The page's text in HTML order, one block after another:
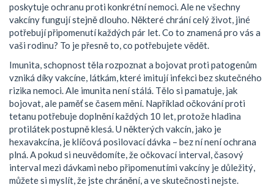
poskytuje ochranu proti konkrétní nemoci. Ale ne všechny
vakcíny fungují stejně dlouho. Některé chrání celý život, jiné
potřebují připomenutí každých pár let. Co to znamená pro vás a
vaši rodinu? To je přesně to, co potřebujete vědět.
Imunita schopnost těla rozpoznat a bojovat proti patogenům
vzniká díkyvakcíne látkám, které imitují infekci bez skutečného
rizika nemoci . Ale imunita není stálá. Tělo si pamatuje, jak
bojovat, ale paměť se časem mění. Například očkování proti
tetanu potřebuje doplnění každých 10 let, protože hladina
protilátek postupně klesá. U některých vakcín, jako je
hexavakcína, je klíčová posilovací dávka – bez ní není ochrana
plná. A pokud si neuvědomíte, žeočkovací interval časový
interval mezi dávkami nebo připomenutími vakcíny je důležitý,
můžete si myslít, že jste chránění, a ve skutečnosti nejste.